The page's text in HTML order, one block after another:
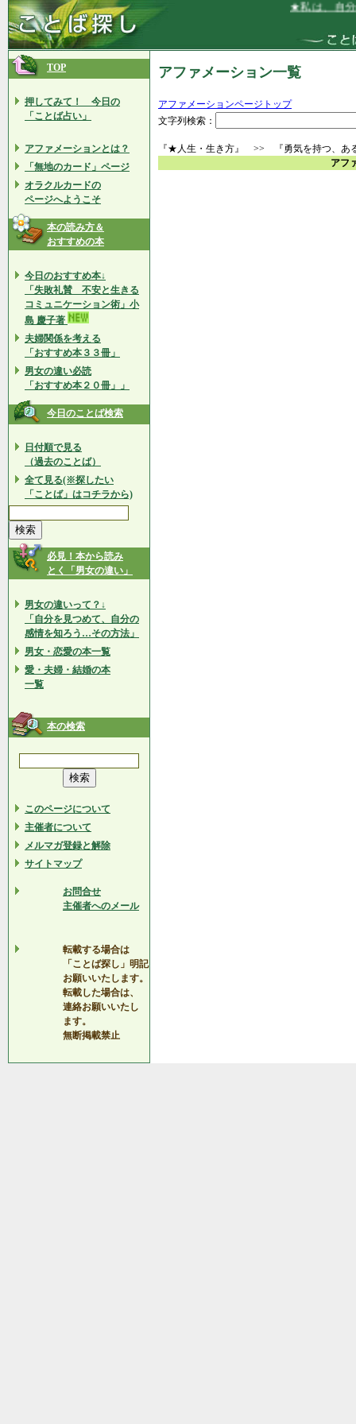
★私は、自分
TOP
押してみて！ 今日の
「ことば占い」
アファメーションとは？
「無地のカード」ページ
オラクルカードの
ページへようこそ
本の読み方＆
おすすめの本
今日のおすすめ本↓
「失敗礼賛 不安と生きる
コミュニケーション術」小
島 慶子著
夫婦関係を考える
「おすすめ本３３冊」
男女の違い必読
「おすすめ本２０冊」」
今日のことば検索
日付順で見る
（過去のことば）
全て見る(※探したい
「ことば」はコチラから)
必見！本から読み
とく「男女の違い」
男女の違いって？↓
「自分を見つめて、自分の
感情を知ろう…その方法」
男女・恋愛の本一覧
愛・夫婦・結婚の本
一覧
本の検索
このページについて
主催者について
メルマガ登録と解除
サイトマップ
お問合せ
主催者へのメール
転載する場合は
「ことば探し」明記
お願いいたします。
転載した場合は、
連絡お願いいたし
ます。
無断掲載禁止
アファメーション一覧
アファメーションページトップ
文字列検索：
『★人生・生き方』 >> 『勇気を持つ、あ
アフ